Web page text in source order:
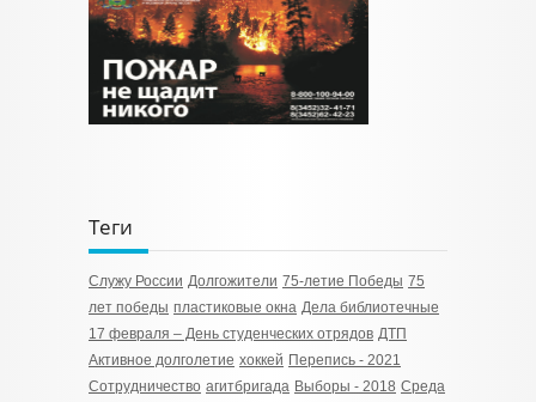
Теги
Служу России Долгожители 75-летие Победы 75
лет победы пластиковые окна Дела библиотечные
17 февраля – День студенческих отрядов ДТП
Активное долголетие хоккей Перепись - 2021
Сотрудничество агитбригада Выборы - 2018 Среда